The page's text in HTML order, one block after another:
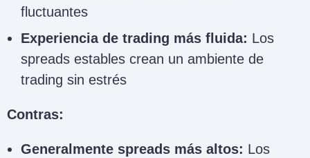
fluctuantes
Experiencia de trading más fluida: Los
spreads estables crean un ambiente de
trading sin estrés
Contras:
Generalmente spreads más altos: Los